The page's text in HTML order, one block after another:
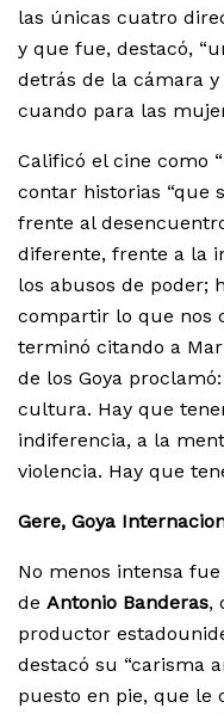
las únicas cuatro
y que fue, destacó,
detrás de la cámara
cuando para las
Calificó el cine como
contar historias “que
frente al
diferente, frente a la
los abusos de poder;
compartir lo que nos
terminó citando a
de los Goya
cultura. Hay que
indiferencia, a la
violencia. Hay que
Gere, Goya
No menos intensa
de Antonio Banderas,
productor
destacó su “carisma
puesto en pie, que le